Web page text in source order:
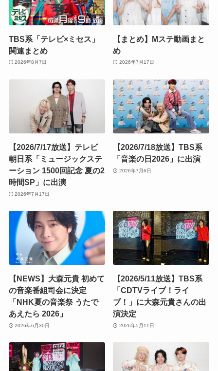
TBS系「テレビ×ミセス」
関連まとめ
2026年8月7日
【まとめ】Mステ動画まと
め
2026年7月17日
【2026/7/17放送】テレビ
朝日系「ミュージックステ
ーション 1500回記念 夏の2
時間SP」に出演
2026年7月17日
【2026/7/18放送】TBS系
「音楽の日2026」に出演
2026年7月6日
【NEWS】大森元貴 初めて
の音楽番組司会に決定
「NHK夏の音楽祭 うたで
あえたら 2026」
2026年6月30日
【2026/5/11放送】TBS系
「CDTVライブ！ライ
ブ！」に大森元貴さんの出
演決定
2026年5月11日